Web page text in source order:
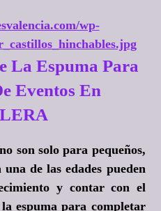
wp-
La Espuma Para
Eventos En
son solo para pequeños,
de las edades pueden
y contar con el
espuma para completar